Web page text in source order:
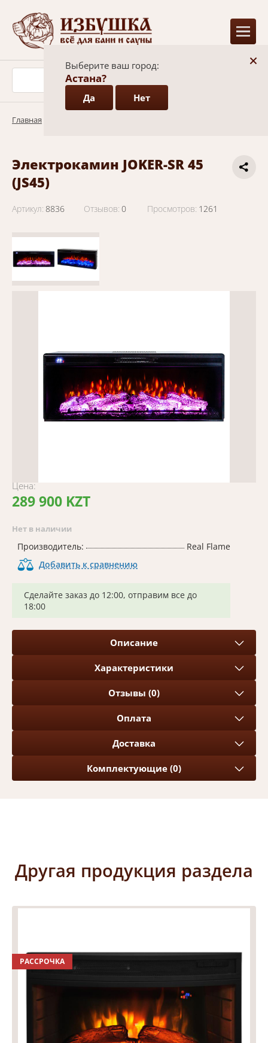
+
Выберите ваш город:
Астана?
Да Нет
Главная
Электрокамин JOKER-SR 45
(JS45)
Артикул: 8836 Отзывов: 0 Просмотров: 1261
Цена:
289 900 KZT
Нет в наличии
Производитель:
Real Flame
Добавить к сравнению
Сделайте заказ до 12:00, отправим все до
18:00
Описание
Характеристики
Отзывы (0)
Оплата
Доставка
Комплектующие (0)
Другая продукция раздела
РАССРОЧКА